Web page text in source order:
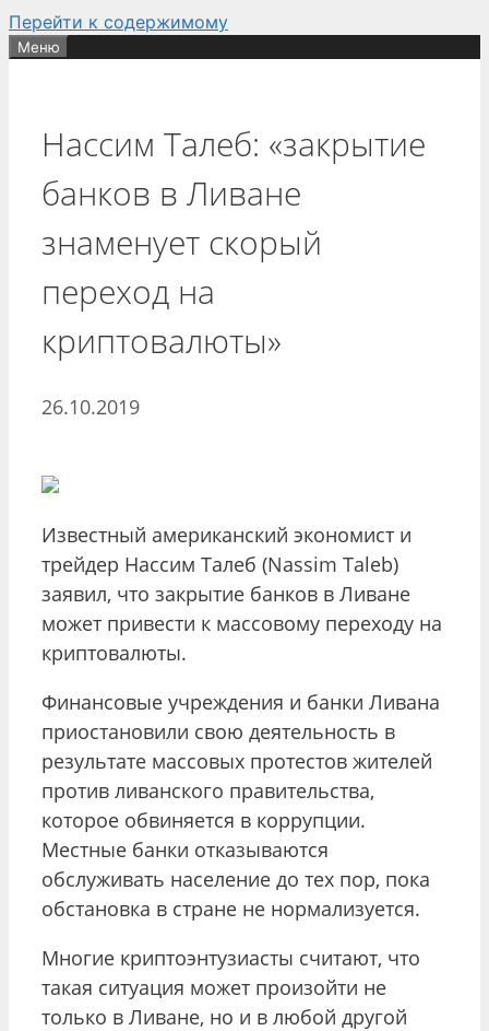
Перейти к содержимому
Меню
Нассим Талеб: «закрытие
банков в Ливане
знаменует скорый
переход на
криптовалюты»
26.10.2019
Известный американский экономист и
трейдер Нассим Талеб (Nassim Taleb)
заявил, что закрытие банков в Ливане
может привести к массовому переходу на
криптовалюты.
Финансовые учреждения и банки Ливана
приостановили свою деятельность в
результате массовых протестов жителей
против ливанского правительства,
которое обвиняется в коррупции.
Местные банки отказываются
обслуживать население до тех пор, пока
обстановка в стране не нормализуется.
Многие криптоэнтузиасты считают, что
такая ситуация может произойти не
только в Ливане, но и в любой другой